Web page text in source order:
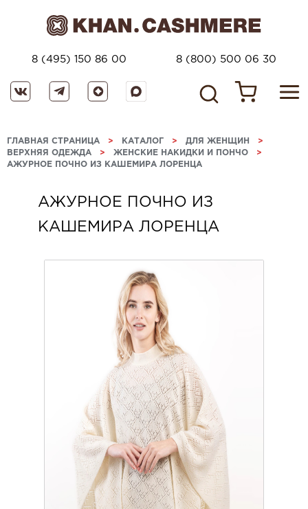
8 (495) 150 86 00 8 (800) 500 06 30
ГЛАВНАЯ СТРАНИЦА > КАТАЛОГ > ДЛЯ ЖЕНЩИН >
ВЕРХНЯЯ ОДЕЖДА > ЖЕНСКИЕ НАКИДКИ И ПОНЧО >
АЖУРНОЕ ПОЧНО ИЗ КАШЕМИРА ЛОРЕНЦА
АЖУРНОЕ ПОЧНО ИЗ
КАШЕМИРА ЛОРЕНЦА